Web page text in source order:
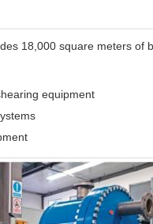
18,000 square meters
equipment